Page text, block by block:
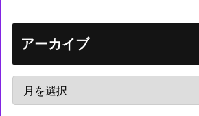
アーカイブ